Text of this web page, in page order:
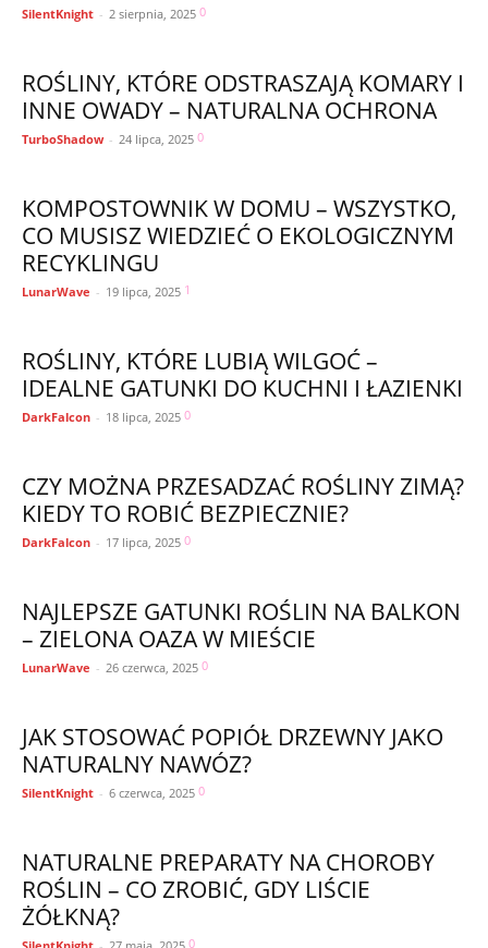
SilentKnight - 2 sierpnia, 2025 0
ROŚLINY, KTÓRE ODSTRASZAJĄ KOMARY I
INNE OWADY – NATURALNA OCHRONA
TurboShadow - 24 lipca, 2025 0
KOMPOSTOWNIK W DOMU – WSZYSTKO,
CO MUSISZ WIEDZIEĆ O EKOLOGICZNYM
RECYKLINGU
LunarWave - 19 lipca, 2025 1
ROŚLINY, KTÓRE LUBIĄ WILGOĆ –
IDEALNE GATUNKI DO KUCHNI I ŁAZIENKI
DarkFalcon - 18 lipca, 2025 0
CZY MOŻNA PRZESADZAĆ ROŚLINY ZIMĄ?
KIEDY TO ROBIĆ BEZPIECZNIE?
DarkFalcon - 17 lipca, 2025 0
NAJLEPSZE GATUNKI ROŚLIN NA BALKON
– ZIELONA OAZA W MIEŚCIE
LunarWave - 26 czerwca, 2025 0
JAK STOSOWAĆ POPIÓŁ DRZEWNY JAKO
NATURALNY NAWÓZ?
SilentKnight - 6 czerwca, 2025 0
NATURALNE PREPARATY NA CHOROBY
ROŚLIN – CO ZROBIĆ, GDY LIŚCIE
ŻÓŁKNĄ?
0